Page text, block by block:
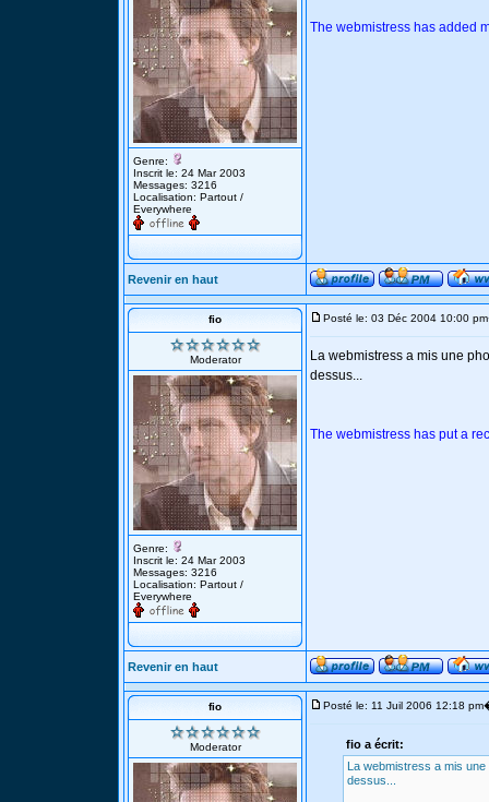
Genre:
Inscrit le: 24 Mar 2003
Messages: 3216
Localisation: Partout /
Everywhere
The webmistress has added
Revenir en haut
fio
Moderator
Genre:
Inscrit le: 24 Mar 2003
Messages: 3216
Localisation: Partout /
Everywhere
Posté le: 03 Déc 2004 10:00 pm
La webmistress a mis une
dessus...
The webmistress has put a
Revenir en haut
fio
Moderator
Posté le: 11 Juil 2006 12:18 pm
fio a écrit:
La webmistress a mis
dessus...